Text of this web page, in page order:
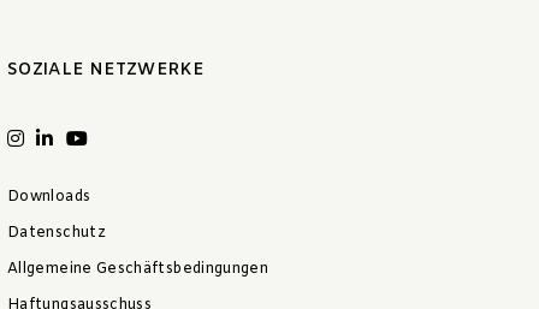
SOZIALE NETZWERKE
Downloads
Datenschutz
Allgemeine Geschäftsbedingungen